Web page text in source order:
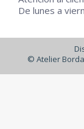
De lunes a
© Atelier